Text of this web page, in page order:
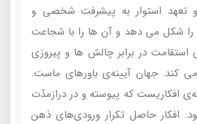
تعهد استوار به پیشرفت شخصی و
را شکل می دهد و آن ها را با شجاعت
استقامت در برابر چالش ها و پیروزی
کند. جهان آیینه‌ی باورهای ماست.
افکاریست که پیوسته و در دراز‌مدّت
افکار حاصل تکرار ورودی‌های ذهن